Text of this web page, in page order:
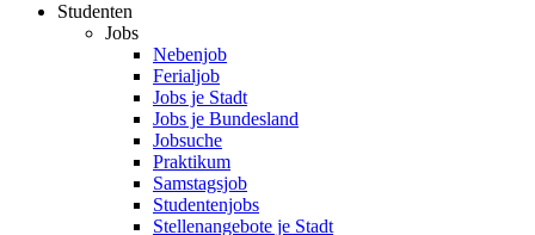
Studenten
Jobs
Nebenjob
Ferialjob
Jobs je Stadt
Jobs je Bundesland
Jobsuche
Praktikum
Samstagsjob
Studentenjobs
Stellenangebote je Stadt